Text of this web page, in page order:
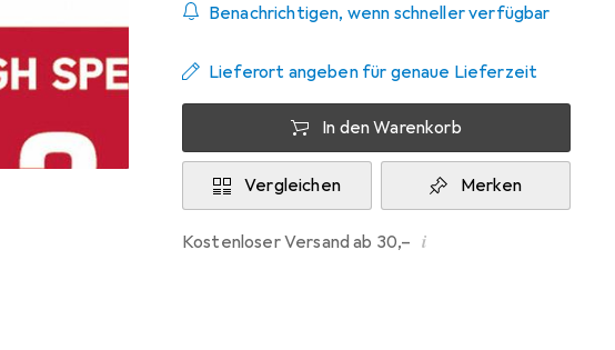
Benachrichtigen, wenn schneller verfügbar
Lieferort angeben für genaue Lieferzeit
In den Warenkorb
Vergleichen Merken
Kostenloser Versand ab 30,– i